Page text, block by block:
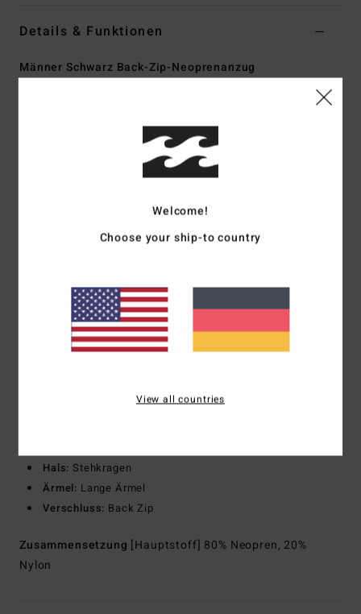
Details & Funktionen
Männer Schwarz Back-Zip-Neoprenanzug
AußenStoff aus strapazierfähigem Superflex-
InnenStoff aus Silikon-Stretch
zusammen eine hervorragende Wärmespeicherung und
bieten dir jede Menge Stretch
Außennähte: F-Lock
Flatlock-Nähte, die verschlossen, aber nicht versiegelt
Hals: Stehkragen
Ärmel: Lange Ärmel
Verschluss: Back Zip
Zusammensetzung [Hauptstoff] 80% Neopren, 20%
Nylon
Welcome!
Choose your ship-to country
View all countries